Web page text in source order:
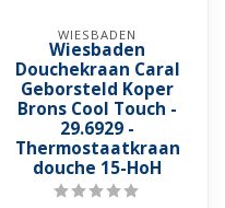
WIESBADEN
Wiesbaden
Douchekraan Caral
Geborsteld Koper
Brons Cool Touch -
29.6929 -
Thermostaatkraan
douche 15-HoH